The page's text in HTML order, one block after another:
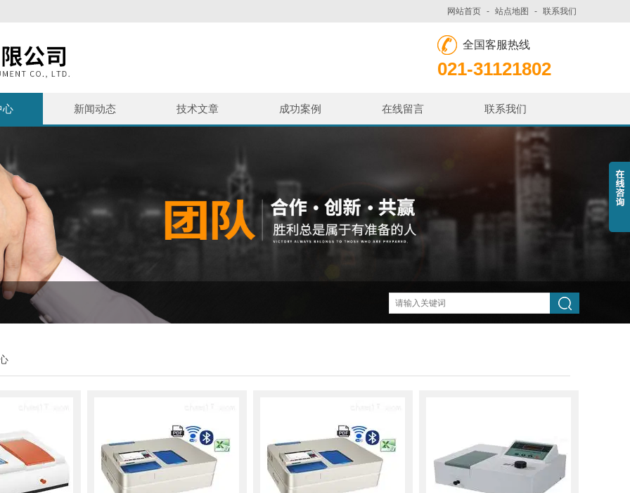
网站首页 - 站点地图 - 联系我们
全国客服热线
021-31121802
心 新闻动态 技术文章 成功案例 在线留言 联系我们